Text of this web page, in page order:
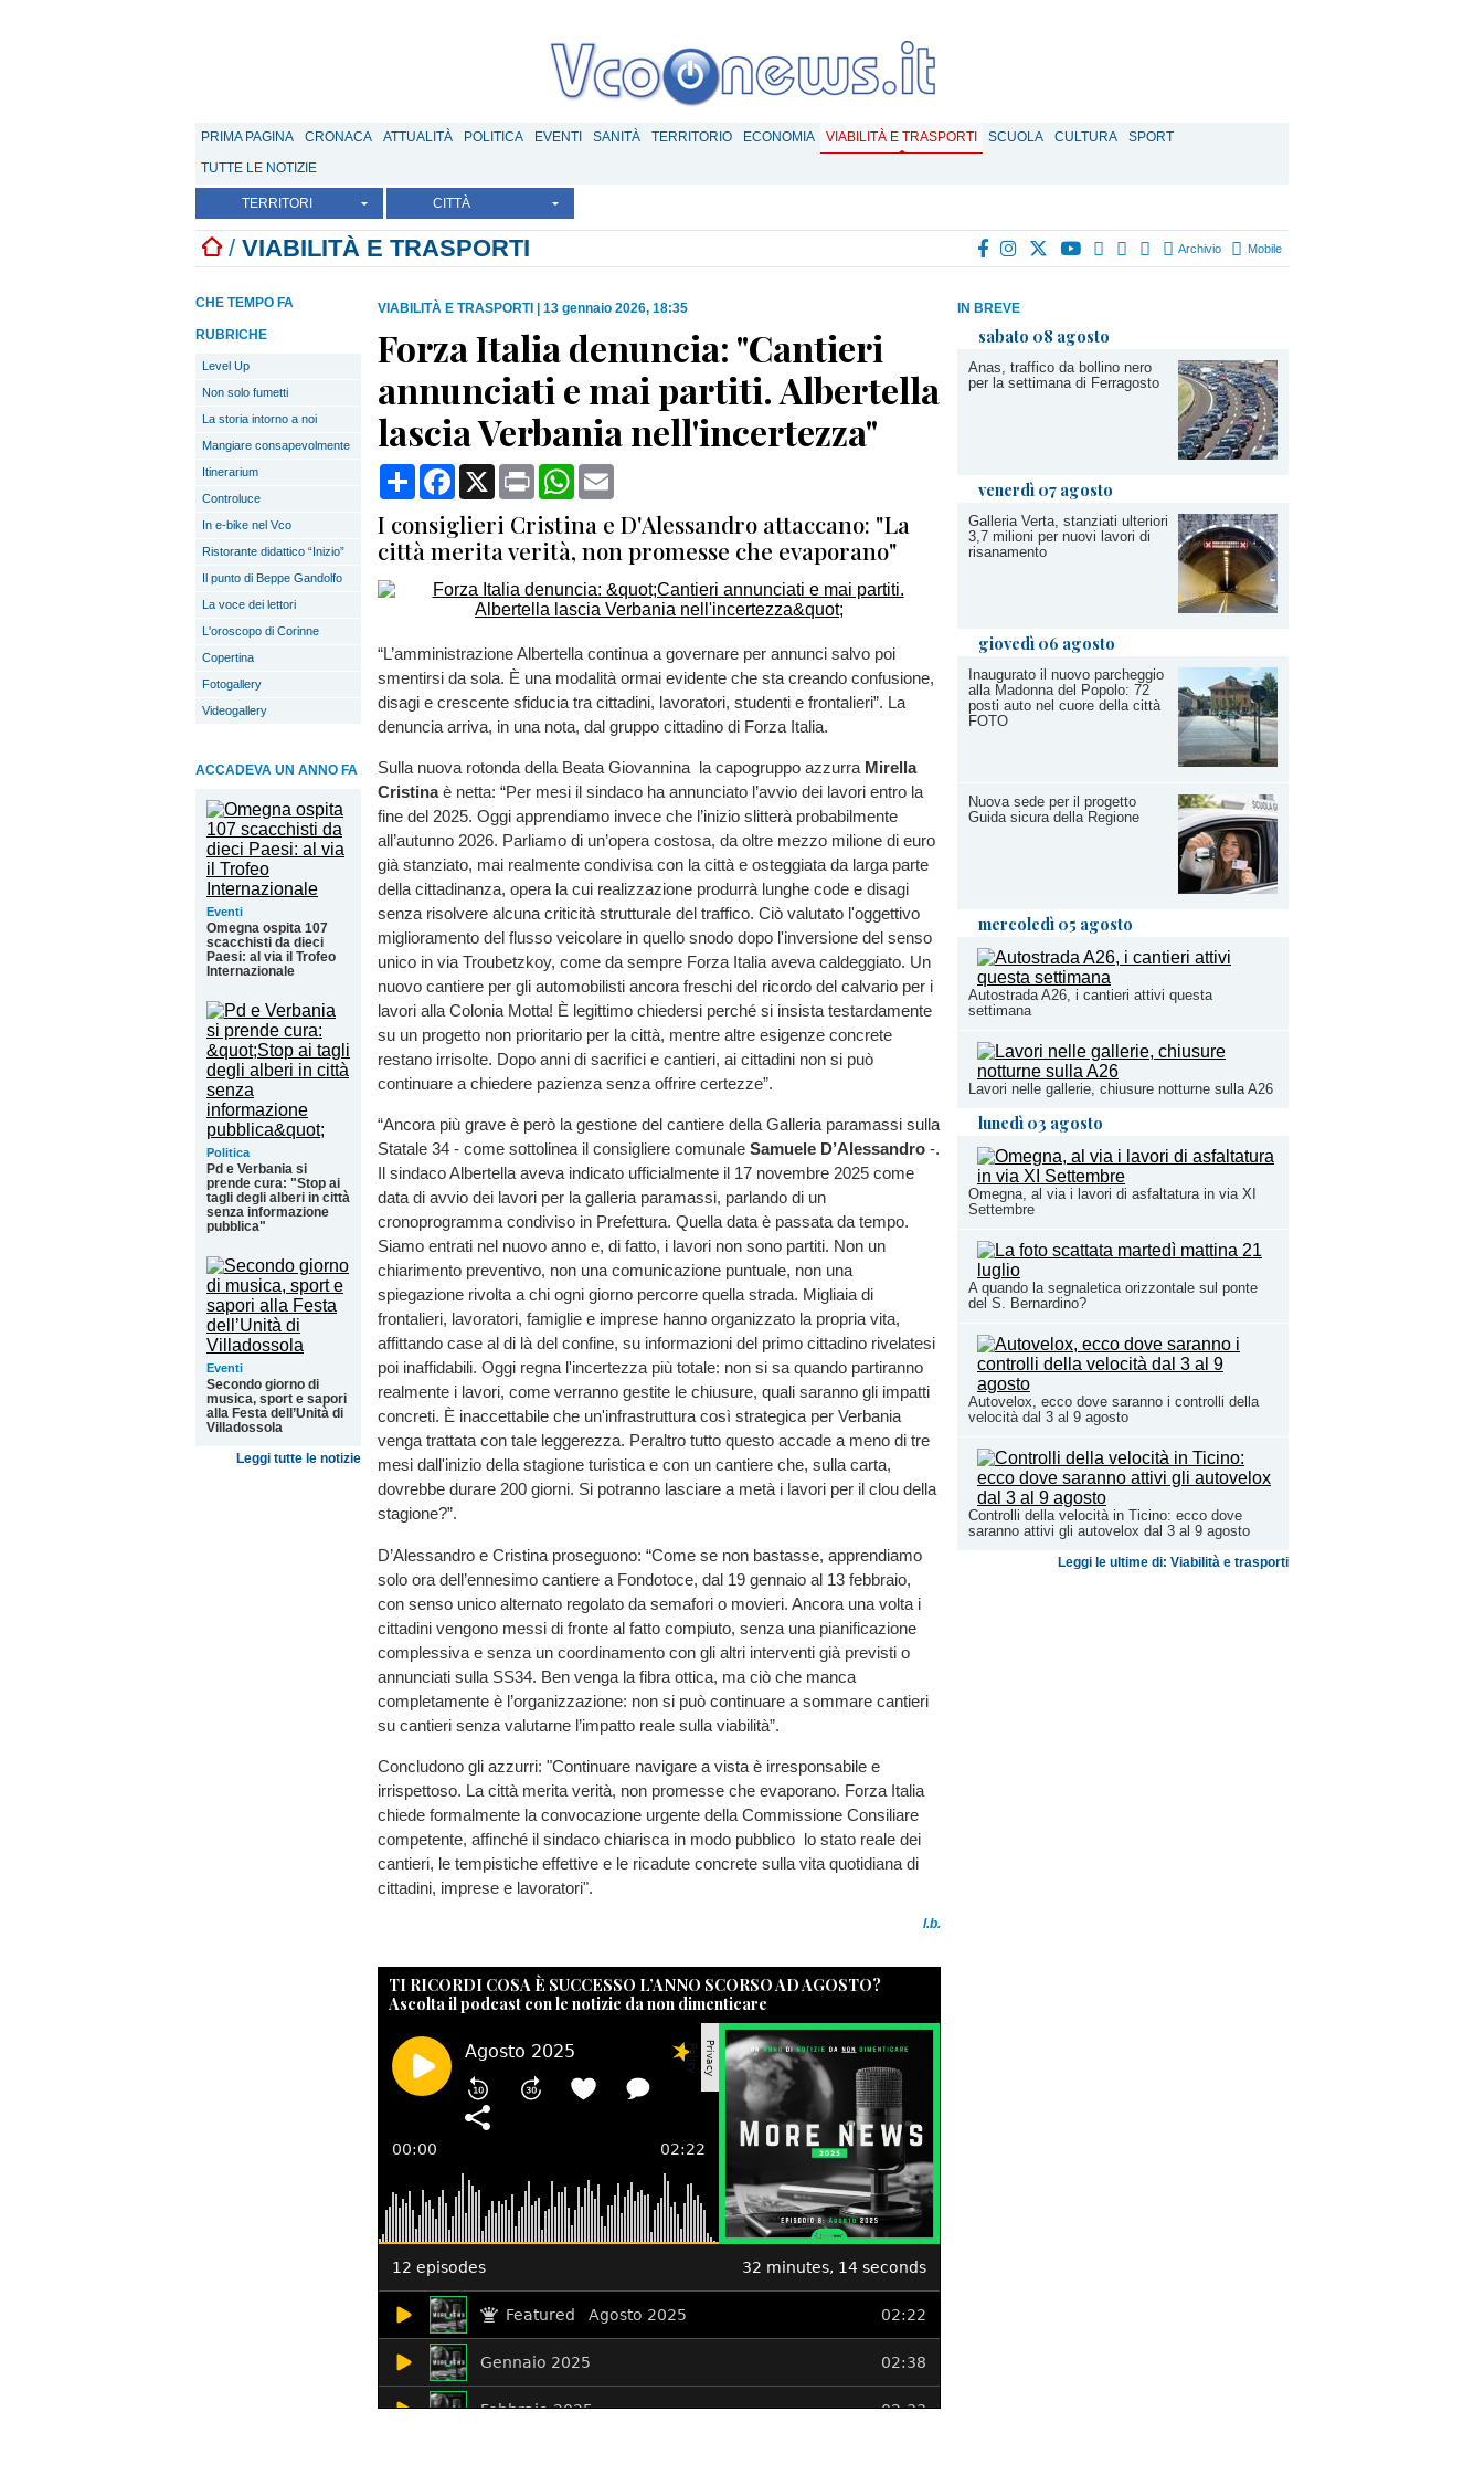
PRIMA PAGINA CRONACA ATTUALITÀ POLITICA EVENTI SANITÀ TERRITORIO ECONOMIA VIABILITÀ E TRASPORTI SCUOLA CULTURA
SPORT
TUTTE LE NOTIZIE
TERRITORI CITTÀ
/ VIABILITÀ E TRASPORTI Archivio Mobile
IN BREVE
sabato 08 agosto
Anas, traffico da bollino nero
per la settimana di Ferragosto
venerdì 07 agosto
Galleria Verta, stanziati ulteriori
3,7 milioni per nuovi lavori di
risanamento
giovedì 06 agosto
Inaugurato il nuovo parcheggio
alla Madonna del Popolo: 72
posti auto nel cuore della città
FOTO
Nuova sede per il progetto
Guida sicura della Regione
mercoledì 05 agosto
Autostrada A26, i cantieri attivi questa
settimana
Lavori nelle gallerie, chiusure notturne sulla A26
lunedì 03 agosto
Omegna, al via i lavori di asfaltatura in via XI
Settembre
A quando la segnaletica orizzontale sul ponte
del S. Bernardino?
Autovelox, ecco dove saranno i controlli della
velocità dal 3 al 9 agosto
Controlli della velocità in Ticino: ecco dove
saranno attivi gli autovelox dal 3 al 9 agosto
Leggi le ultime di: Viabilità e trasporti
CHE TEMPO FA
RUBRICHE
Level Up
Non solo fumetti
La storia intorno a noi
Mangiare consapevolmente
Itinerarium
Controluce
In e-bike nel Vco
Ristorante didattico “Inizio”
Il punto di Beppe Gandolfo
La voce dei lettori
L'oroscopo di Corinne
Copertina
Fotogallery
Videogallery
ACCADEVA UN ANNO FA
Eventi
Omegna ospita 107
scacchisti da dieci
Paesi: al via il Trofeo
Internazionale
Politica
Pd e Verbania si
prende cura: "Stop ai
tagli degli alberi in città
senza informazione
pubblica"
Eventi
Secondo giorno di
musica, sport e sapori
alla Festa dell’Unità di
Villadossola
Leggi tutte le notizie
VIABILITÀ E TRASPORTI 13 gennaio 2026, 18:35
Forza Italia denuncia: "Cantieri
annunciati e mai partiti. Albertella
lascia Verbania nell'incertezza"
CondividiFacebook
X Print WhatsApp
I consiglieri Cristina e D'Alessandro attaccano: "La
città merita verità, non promesse che evaporano"
“L’amministrazione Albertella continua a governare per annunci salvo poi
smentirsi da sola. È una modalità ormai evidente che sta creando confusione,
disagi e crescente sfiducia tra cittadini, lavoratori, studenti e frontalieri”. La
denuncia arriva, in una nota, dal gruppo cittadino di Forza Italia.
Sulla nuova rotonda della Beata Giovannina la capogruppo azzurra Mirella
Cristinaè netta: “Per mesi il sindaco ha annunciato l’avvio dei lavori entro la
fine del 2025. Oggi apprendiamo invece che l’inizio slitterà probabilmente
all’autunno 2026. Parliamo di un’opera costosa, da oltre mezzo milione di euro
già stanziato, mai realmente condivisa con la città e osteggiata da larga parte
della cittadinanza, opera la cui realizzazione produrrà lunghe code e disagi
senza risolvere alcuna criticità strutturale del traffico. Ciò valutato l'oggettivo
miglioramento del flusso veicolare in quello snodo dopo l'inversione del senso
unico in via Troubetzkoy, come da sempre Forza Italia aveva caldeggiato. Un
nuovo cantiere per gli automobilisti ancora freschi del ricordo del calvario per i
lavori alla Colonia Motta! È legittimo chiedersi perché si insista testardamente
su un progetto non prioritario per la città, mentre altre esigenze concrete
restano irrisolte. Dopo anni di sacrifici e cantieri, ai cittadini non si può
continuare a chiedere pazienza senza offrire certezze”.
“Ancora più grave è però la gestione del cantiere della Galleria paramassi sulla
Statale 34 - come sottolinea il consigliere comunale Samuele D’Alessandro -.
Il sindaco Albertella aveva indicato ufficialmente il 17 novembre 2025 come
data di avvio dei lavori per la galleria paramassi, parlando di un
cronoprogramma condiviso in Prefettura. Quella data è passata da tempo.
Siamo entrati nel nuovo anno e, di fatto, i lavori non sono partiti. Non un
chiarimento preventivo, non una comunicazione puntuale, non una
spiegazione rivolta a chi ogni giorno percorre quella strada. Migliaia di
frontalieri, lavoratori, famiglie e imprese hanno organizzato la propria vita,
affittando case al di là del confine, su informazioni del primo cittadino rivelatesi
poi inaffidabili. Oggi regna l'incertezza più totale: non si sa quando partiranno
realmente i lavori, come verranno gestite le chiusure, quali saranno gli impatti
concreti. È inaccettabile che un'infrastruttura così strategica per Verbania
venga trattata con tale leggerezza. Peraltro tutto questo accade a meno di tre
mesi dall'inizio della stagione turistica e con un cantiere che, sulla carta,
dovrebbe durare 200 giorni. Si potranno lasciare a metà i lavori per il clou della
stagione?”.
D’Alessandro e Cristina proseguono: “Come se non bastasse, apprendiamo
solo ora dell’ennesimo cantiere a Fondotoce, dal 19 gennaio al 13 febbraio,
con senso unico alternato regolato da semafori o movieri. Ancora una volta i
cittadini vengono messi di fronte al fatto compiuto, senza una pianificazione
complessiva e senza un coordinamento con gli altri interventi già previsti o
annunciati sulla SS34. Ben venga la fibra ottica, ma ciò che manca
completamente è l’organizzazione: non si può continuare a sommare cantieri
su cantieri senza valutarne l’impatto reale sulla viabilità”.
Concludono gli azzurri: "Continuare navigare a vista è irresponsabile e
irrispettoso. La città merita verità, non promesse che evaporano. Forza Italia
chiede formalmente la convocazione urgente della Commissione Consiliare
competente, affinché il sindaco chiarisca in modo pubblico lo stato reale dei
cantieri, le tempistiche effettive e le ricadute concrete sulla vita quotidiana di
cittadini, imprese e lavoratori".
l.b.
TI RICORDI COSA È SUCCESSO L’ANNO SCORSO AD AGOSTO?
Ascolta il podcast con le notizie da non dimenticare